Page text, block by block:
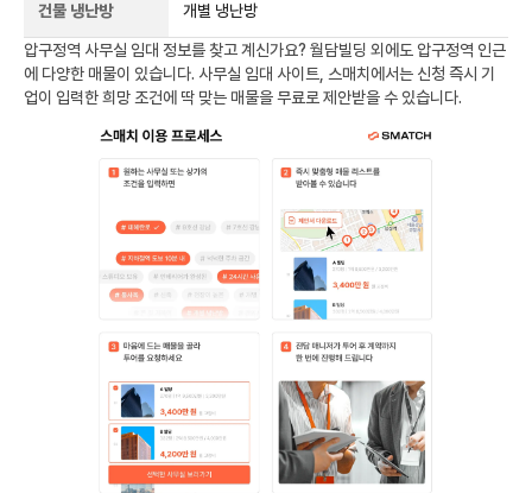
건물 냉난방 개별 냉난방
압구정역 사무실 임대 정보를 찾고 계신가요? 월담빌딩 외에도 압구정역 인근
에 다양한 매물이 있습니다. 사무실 임대 사이트, 스매치에서는 신청 즉시 기
업이 입력한 희망 조건에 딱 맞는 매물을 무료로 제안받을 수 있습니다.